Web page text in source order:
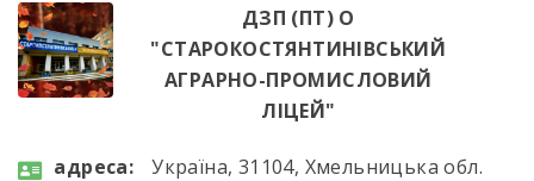
ДЗП (ПТ) О
"СТАРОКОСТЯНТИНІВСЬКИЙ
АГРАРНО-ПРОМИСЛОВИЙ
ЛІЦЕЙ"
aдресa:
Україна, 31104, Хмельницька обл.